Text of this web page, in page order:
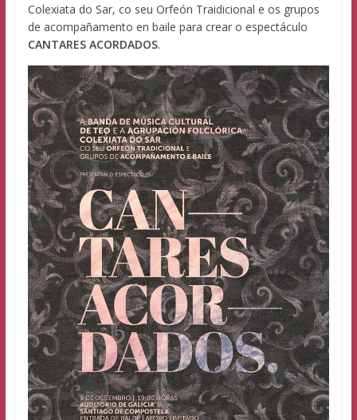
Colexiata do Sar, co seu Orfeón Traidicional e os grupos
de acompañamento en baile para crear o espectáculo
CANTARES ACORDADOS.